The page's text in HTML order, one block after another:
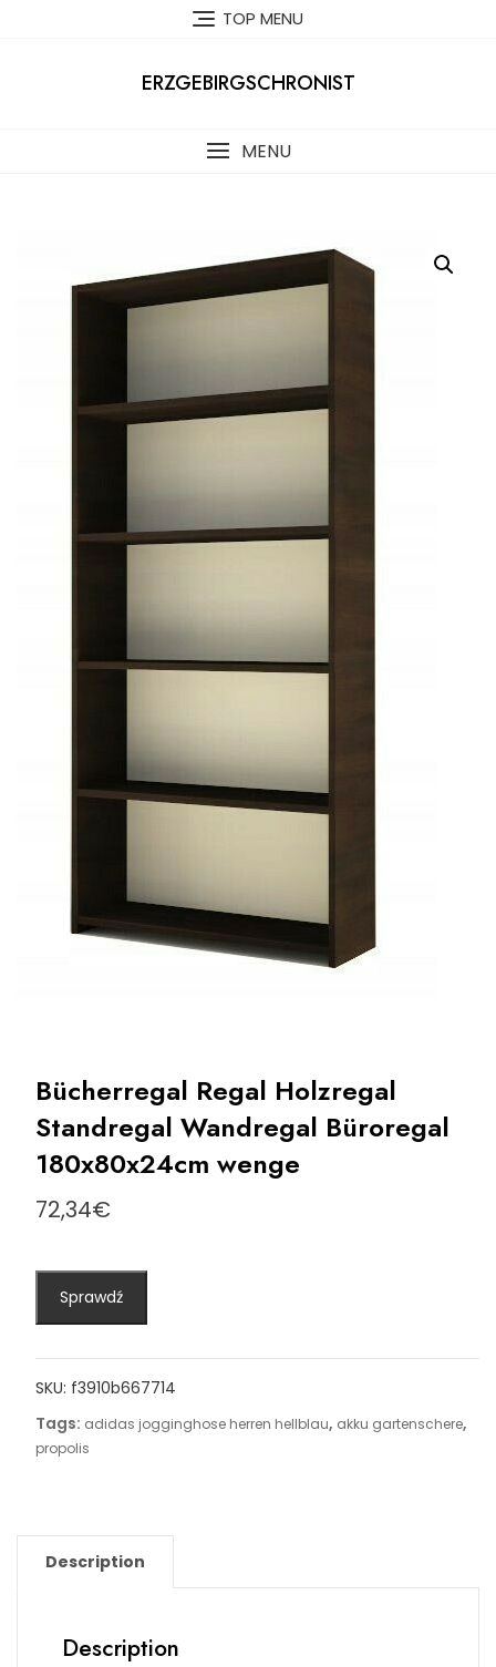
TOP MENU
ERZGEBIRGSCHRONIST
MENU
Bücherregal Regal Holzregal
Standregal Wandregal Büroregal
180x80x24cm wenge
72,34€
Sprawdź
SKU: f3910b667714
Tags: adidas jogginghose herren hellblau, akku gartenschere,
propolis
Description
Description